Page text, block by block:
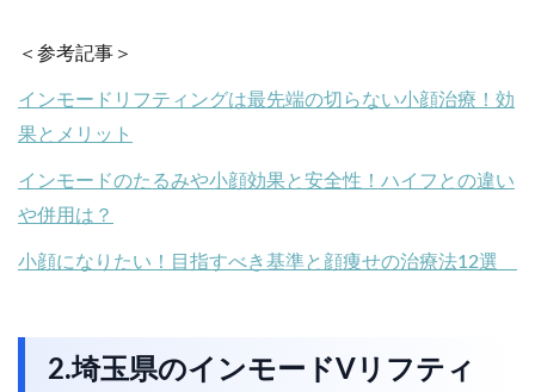
＜参考記事＞
インモードリフティングは最先端の切らない小顔治療！効
果とメリット
インモードのたるみや小顔効果と安全性！ハイフとの違い
や併用は？
小顔になりたい！目指すべき基準と顔痩せの治療法12選
2.埼玉県のインモードVリフティ